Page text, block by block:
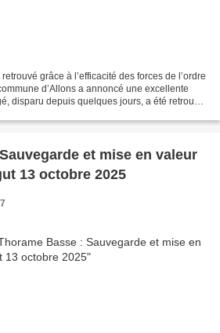
grâce à l’efficacité des forces de l’ordre
d’Allons a annoncé une excellente
disparu depuis quelques jours, a été retrouvé
13 octobre 2025